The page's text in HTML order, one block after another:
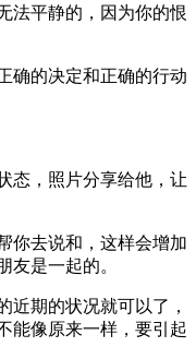
法平静的，因为你的恨
确的决定和正确的行动
态，照片分享给他，让
你去说和，这样会增加
友是一起的。
近期的状况就可以了，
能像原来一样，要引起